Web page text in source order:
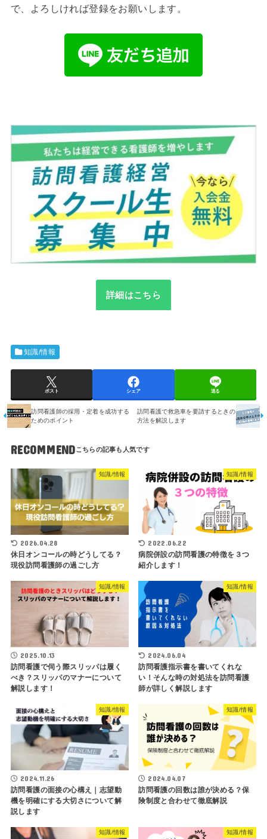
で、よろしければ登録をお願いします。
詳細はこちら
知識/情報
ポスト シェア 送る
訪問看護師の採用・定着を成功する
ためのポイント
訪問看護で救急車を要請するときの
方法を解説します
RECOMMEND
知識/情報
2026.04.28
休日オンコールの時どうしてる？
現役訪問看護師の過ごし方
知識/情報
2022.06.22
病院併設の訪問看護の特徴を３つ
紹介します！
知識/情報
2025.10.13
訪問看護で伺う際スリッパは履く
べき？スリッパのマナーについて
解説します！
知識/情報
2024.06.04
訪問看護指示書を書いてくれな
い！そんな時の対処法を訪問看護
師が詳しく解説します
知識/情報
2024.11.26
訪問看護の面接の心構え｜志望動
機を明確にする大切さについて解
説します
知識/情報
2024.04.07
訪問看護の回数は誰が決める？保
険制度と合わせて徹底解説
知識/情報 知識/情報